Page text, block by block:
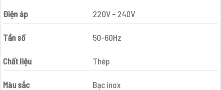
Điện áp 220V – 240V
Tần số 50-60Hz
Chất liệu Thép
Màu sắc Bạc inox